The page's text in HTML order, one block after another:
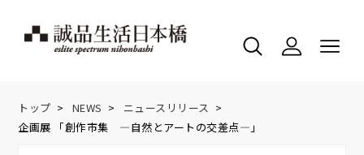
トップ > NEWS > ニュースリリース >
企画展 「創作市集 ―自然とアートの交差点―」